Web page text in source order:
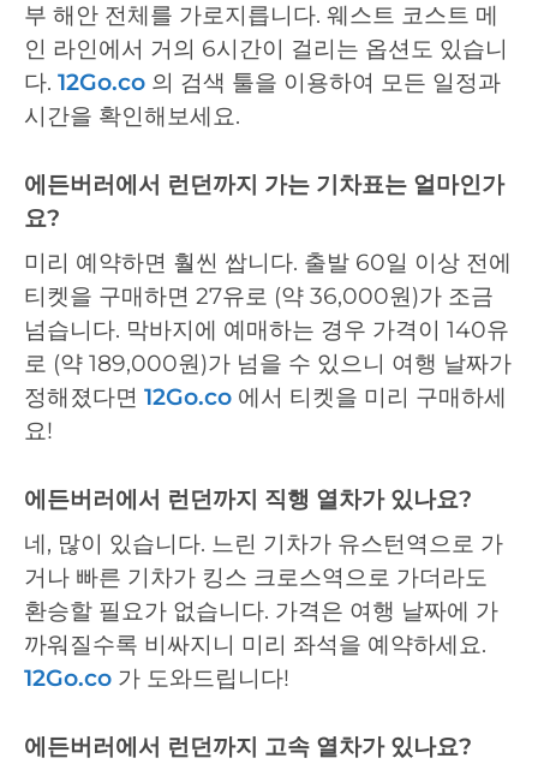
부 해안 전체를 가로지릅니다. 웨스트 코스트 메
인 라인에서 거의 6시간이 걸리는 옵션도 있습니
다. 12Go.co 의 검색 툴을 이용하여 모든 일정과
시간을 확인해보세요.
에든버러에서 런던까지 가는 기차표는 얼마인가
요?
미리 예약하면 훨씬 쌉니다. 출발 60일 이상 전에
티켓을 구매하면 27유로 (약 36,000원)가 조금
넘습니다. 막바지에 예매하는 경우 가격이 140유
로 (약 189,000원)가 넘을 수 있으니 여행 날짜가
정해졌다면 12Go.co 에서 티켓을 미리 구매하세
요!
에든버러에서 런던까지 직행 열차가 있나요?
네, 많이 있습니다. 느린 기차가 유스턴역으로 가
거나 빠른 기차가 킹스 크로스역으로 가더라도
환승할 필요가 없습니다. 가격은 여행 날짜에 가
까워질수록 비싸지니 미리 좌석을 예약하세요.
12Go.co 가 도와드립니다!
에든버러에서 런던까지 고속 열차가 있나요?